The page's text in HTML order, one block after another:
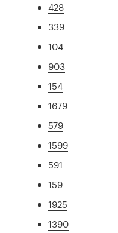
428
339
104
903
154
1679
579
1599
591
159
1925
1390